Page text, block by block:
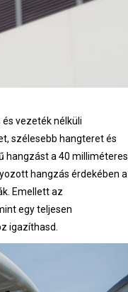
vezeték nélküli
szélesebb hangteret és
hangzást a 40 milliméteres
hangzás érdekében a
Emellett az
egy teljesen
igazíthasd.